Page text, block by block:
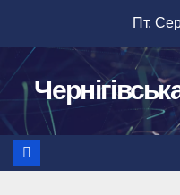
вмісту
Пт.